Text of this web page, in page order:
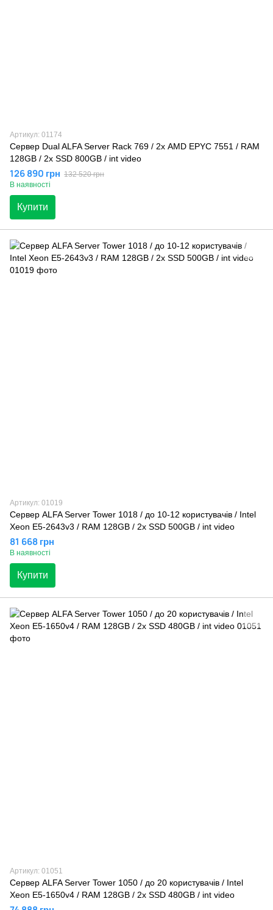
Артикул: 01174
Сервер Dual ALFA Server Rack 769 / 2х AMD EPYC 7551 / RAM
128GB / 2х SSD 800GB / int video
126 890 грн 132 520 грн
В наявності
Купити
Артикул: 01019
Сервер ALFA Server Tower 1018 / до 10-12 користувачів / Intel
Xeon E5-2643v3 / RAM 128GB / 2x SSD 500GB / int video
81 668 грн
В наявності
Купити
Артикул: 01051
Сервер ALFA Server Tower 1050 / до 20 користувачів / Intel
Xeon E5-1650v4 / RAM 128GB / 2x SSD 480GB / int video